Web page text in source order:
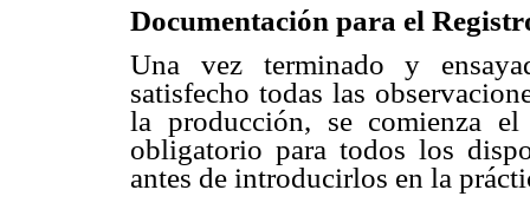
Documentación para el
Una vez terminado y
satisfecho todas las
la producción, se comienza
obligatorio para todos los
antes de introducirlos en la